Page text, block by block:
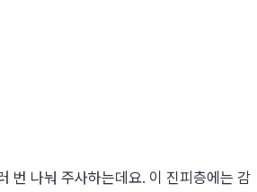
번 나눠 주사하는데요. 이 진피층에는 감